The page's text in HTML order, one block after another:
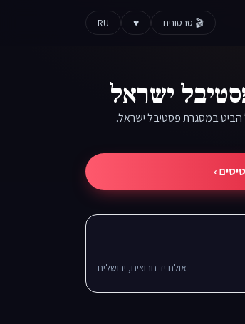
🎬 סרטונים ♥
RU
ישראל
במסגרת פסטיבל ישראל.
›
אולם יד חרוצים, ירושלים